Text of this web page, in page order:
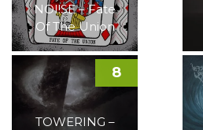
NOI!SE – Fate
Of The Union
TOWERING –
8